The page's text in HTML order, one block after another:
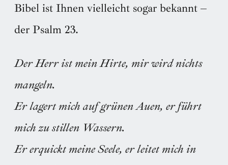
Bibel ist Ihnen vielleicht sogar bekannt –
der Psalm 23.
Der Herr ist mein Hirte, mir wird nichts
mangeln.
Er lagert mich auf grünen Auen, er führt
mich zu stillen Wassern.
Er erquickt meine Seele, er leitet mich in